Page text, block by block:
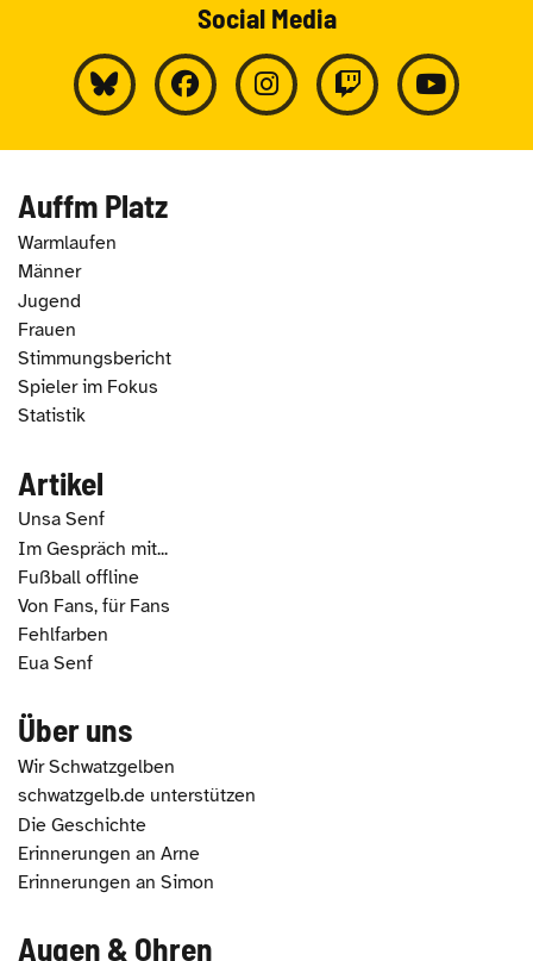
Social Media
Auffm Platz
Warmlaufen
Männer
Jugend
Frauen
Stimmungsbericht
Spieler im Fokus
Statistik
Artikel
Unsa Senf
Im Gespräch mit...
Fußball offline
Von Fans, für Fans
Fehlfarben
Eua Senf
Über uns
Wir Schwatzgelben
schwatzgelb.de unterstützen
Die Geschichte
Erinnerungen an Arne
Erinnerungen an Simon
Augen & Ohren